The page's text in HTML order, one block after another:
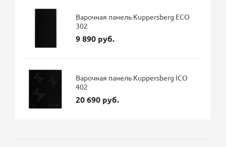
Варочная панель Kuppersberg ECO
302
9 890 руб.
Варочная панель Kuppersberg ICO
402
20 690 руб.